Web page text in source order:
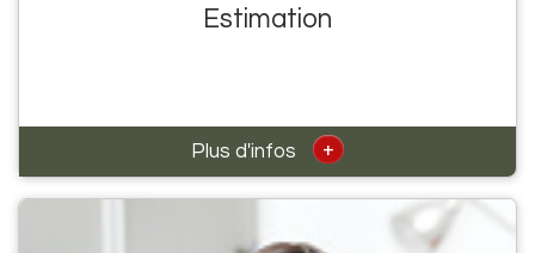
Estimation
Plus d'infos +